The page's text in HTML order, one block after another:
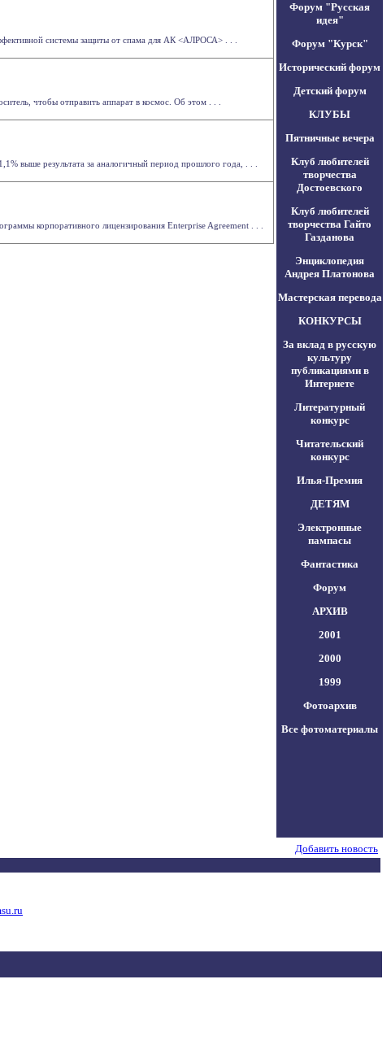
системы защиты от спама для АК <АЛРОСА> . . .
чтобы отправить аппарат в космос. Об этом . . .
выше результата за аналогичный период прошлого года, . . .
корпоративного лицензирования Enterprise Agreement . . .
Форум "Русская
идея"
Форум "Курск"
Исторический форум
Детский форум
КЛУБЫ
Пятничные вечера
Клуб любителей
творчества
Достоевского
Клуб любителей
творчества Гайто
Газданова
Энциклопедия
Андрея Платонова
Мастерская перевода
КОНКУРСЫ
За вклад в русскую
культуру
публикациями в
Интернете
Литературный
конкурс
Читательский
конкурс
Илья-Премия
ДЕТЯМ
Электронные
пампасы
Фантастика
Форум
АРХИВ
2001
2000
1999
Фотоархив
Все фотоматериалы
Добавить новость